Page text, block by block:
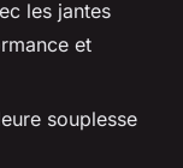
les jantes
et
souplesse